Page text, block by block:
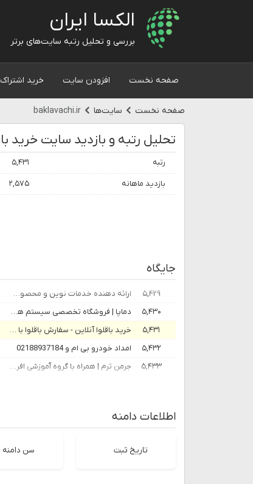
الکسا ایران
بررسی و تحلیل رتبه سایت‌های برتر
صفحه نخست افزودن سایت خرید اشتراک
صفحه نخست سایت‌ها baklavachi.ir
رتبه ۵,۴۳۱
بازدید ماهانه ۲,۵۷۵
جایگاه
۵,۴۲۹ ارائه دهنده خدمات نوین و محصولات ساختمانی
۵,۴۳۰
دماپا | فروشگاه تخصصی سیستم های سرمایشی و گرمایشی
۵,۴۳۱
خرید باقلوا آنلاین - سفارش باقلوا با ارسال فوری | باکلاواچی
۵,۴۳۲
امداد خودرو بی ام و 02188937184
۵,۴۳۳
جرمن ترم | همراه با گروه آموزشی افروز جهانگیری آلمانی بیاموزید!
اطلاعات دامنه
تاریخ ثبت سن دامنه